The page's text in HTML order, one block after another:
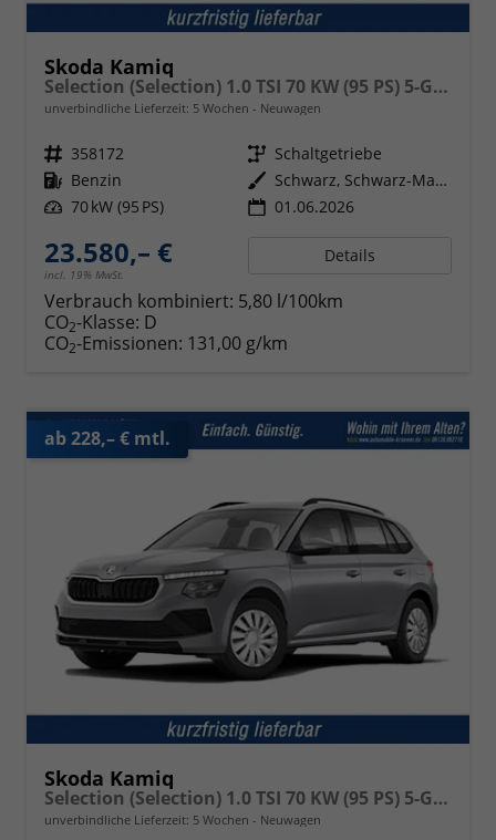
Skoda Kamiq
Selection (Selection) 1.0 TSI 70 KW (95 PS) 5-Gang Schaltgetriebe
unverbindliche Lieferzeit: 5 Wochen Neuwagen
Fahrzeugnr. 358172 Getriebe Schaltgetriebe
Kraftstoff Benzin Außenfarbe
Schwarz, Schwarz-Magic Perleffekt (1Z)
Leistung 70 kW (95 PS) 01.06.2026
23.580,– €
incl. 19% MwSt.
Details
Verbrauch kombiniert: 5,80 l/100km
CO2-Klasse: D
CO2-Emissionen: 131,00 g/km
ab 228,– € mtl.
Skoda Kamiq
Selection (Selection) 1.0 TSI 70 KW (95 PS) 5-Gang Schaltgetriebe
unverbindliche Lieferzeit: 5 Wochen Neuwagen